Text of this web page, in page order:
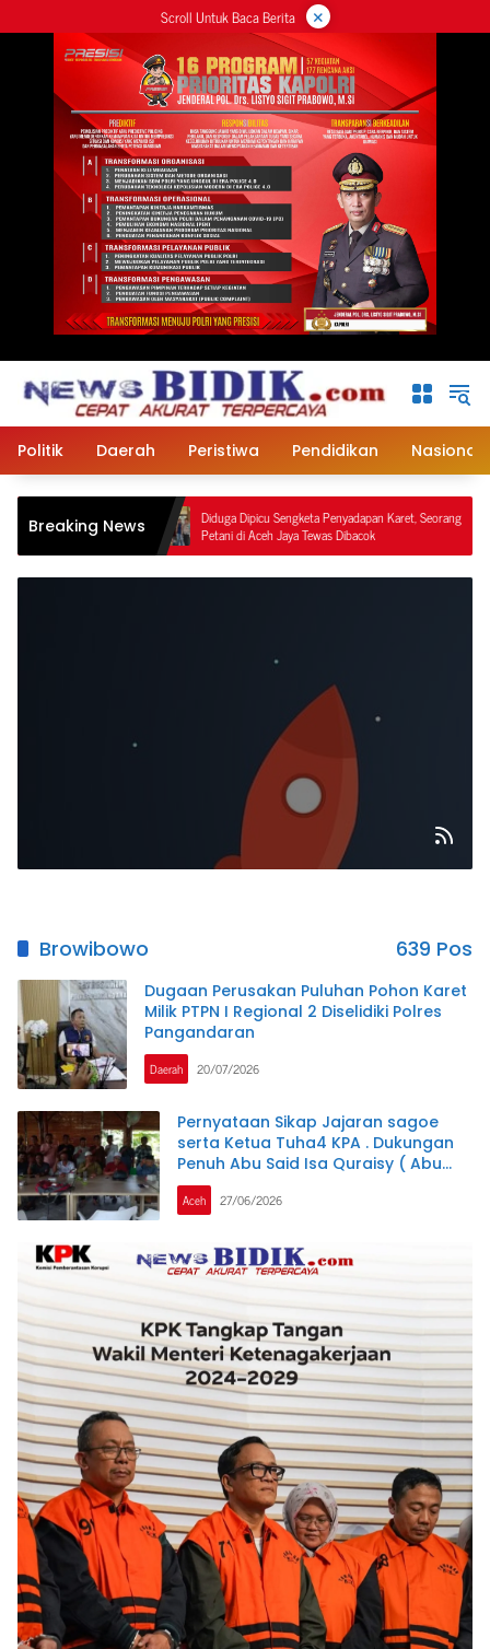
ke
Scroll Untuk Baca Berita ×
Politik Daerah Peristiwa Pendidikan Nasional
Breaking News
Diduga Dipicu Sengketa Penyadapan Karet, Seorang
Petani di Aceh Jaya Tewas Dibacok
Browibowo 639 Pos
Dugaan Perusakan Puluhan Pohon Karet
Milik PTPN I Regional 2 Diselidiki Polres
Pangandaran
Daerah 20/07/2026
Pernyataan Sikap Jajaran sagoe
serta Ketua Tuha4 KPA . Dukungan
Penuh Abu Said Isa Quraisy ( Abu
Malaka)
Aceh 27/06/2026